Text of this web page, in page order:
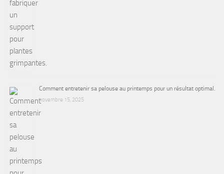
Comment entretenir sa pelouse au printemps pour un résultat optimal.
novembre 15, 2025